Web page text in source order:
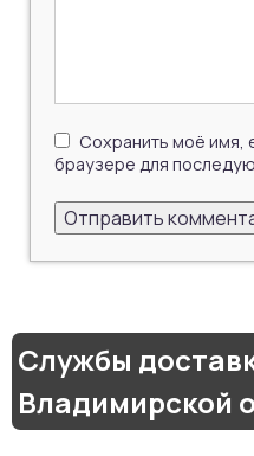
Сохранить моё имя,
браузере для
Службы
Владимирской